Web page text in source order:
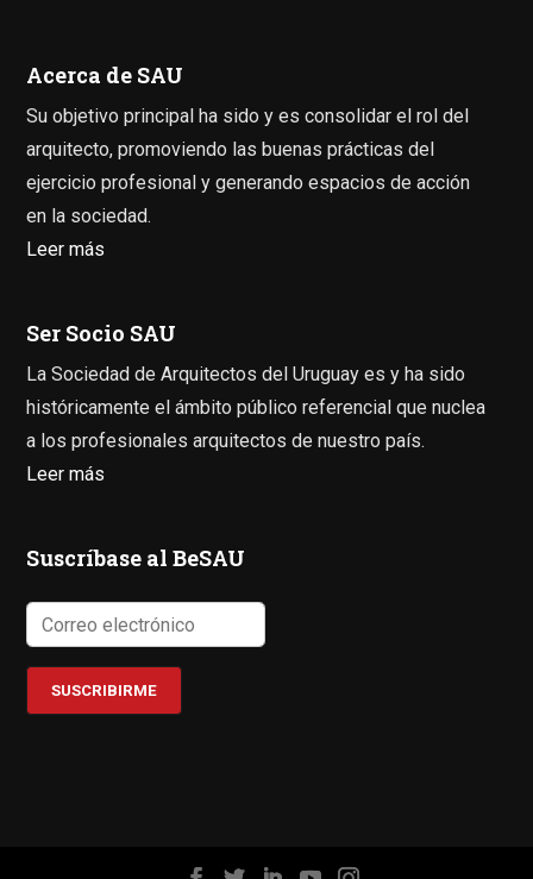
Acerca de SAU
Su objetivo principal ha sido y es consolidar el rol del
arquitecto, promoviendo las buenas prácticas del
ejercicio profesional y generando espacios de acción
en la sociedad.
Leer más
Ser Socio SAU
La Sociedad de Arquitectos del Uruguay es y ha sido
históricamente el ámbito público referencial que nuclea
a los profesionales arquitectos de nuestro país.
Leer más
Suscríbase al BeSAU